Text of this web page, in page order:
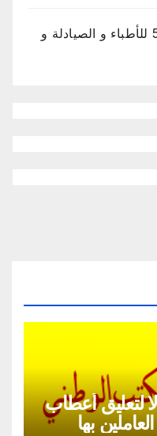
بلاغ للمكتب الوطني: بشرى 509 للأطباء و الصيادلة و
لتعليق أعطاب
بها